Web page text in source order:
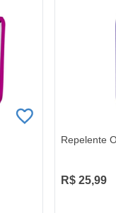
Repelente
R$ 25,99